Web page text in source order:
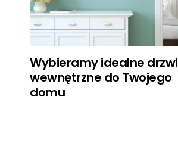
Wybieramy idealne drzwi
wewnętrzne do Twojego
domu